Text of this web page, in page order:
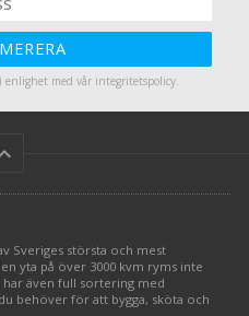
enlighet med vår integritetspolicy.
Sveriges största och mest
yta på över 3000 kvm ryms inte
har även full sortering med
behöver för att bygga, sköta och